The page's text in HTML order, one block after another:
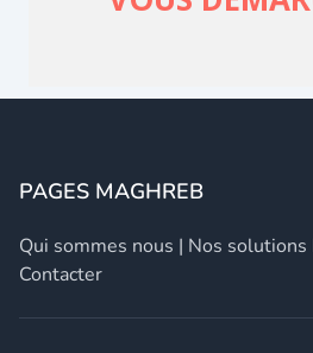
PAGES MAGHREB
Qui sommes nous | Nos solutions
Contacter